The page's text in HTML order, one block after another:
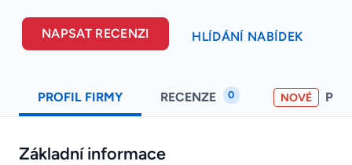
NAPSAT RECENZI HLÍDÁNÍ NABÍDEK
PROFIL FIRMY RECENZE 0 NOVÉ
Základní informace